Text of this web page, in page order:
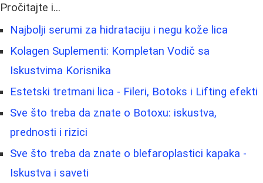
Pročitajte i...
Najbolji serumi za hidrataciju i negu kože lica
Kolagen Suplementi: Kompletan Vodič sa
Iskustvima Korisnika
Estetski tretmani lica - Fileri, Botoks i Lifting efekti
Sve što treba da znate o Botoxu: iskustva,
prednosti i rizici
Sve što treba da znate o blefaroplastici kapaka -
Iskustva i saveti